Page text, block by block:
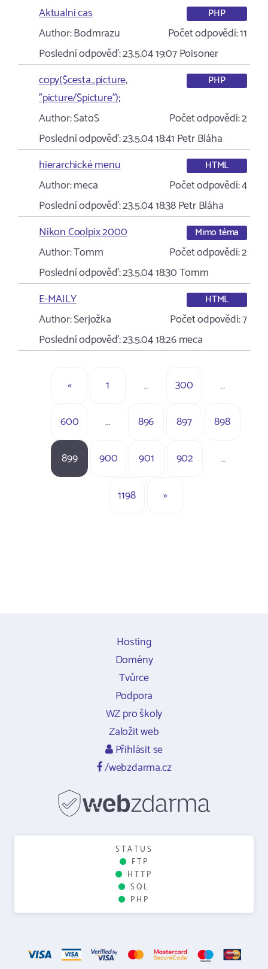
Aktualni cas
PHP
Author:Bodmrazu Počet odpovědí:11
Poslední odpověď:23.5.04 19:07Poisoner
copy($cesta_picture,
"picture/$picture");
PHP
Author:SatoS Počet odpovědí:2
Poslední odpověď:23.5.04 18:41 Petr Bláha
hierarchické menu
HTML
Author:meca Počet odpovědí:4
Poslední odpověď:23.5.04 18:38Petr Bláha
Nikon Coolpix 2000
Mimo téma
Author:Tomm Počet odpovědí:2
Poslední odpověď:23.5.04 18:30Tomm
E-MAILY
HTML
Author:Serjožka Počet odpovědí:7
Poslední odpověď:23.5.04 18:26meca
« 1 … 300 …
600 … 896 897 898
899 900 901 902 …
1198 »
Hosting
Domény
Tvůrce
Podpora
WZ pro školy
Založit web
Přihlásit se
/webzdarma.cz
STATUS
FTP
HTTP
SQL
PHP